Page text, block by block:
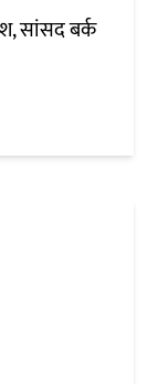
सांसद बर्क